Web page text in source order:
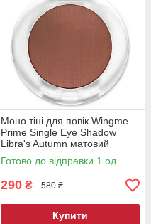
Моно тіні для повік Wingme
Prime Single Eye Shadow
Libra's Autumn матовий
теракота 2 г
Готово до відправки 1 од.
290 ₴ 580 ₴
Купити